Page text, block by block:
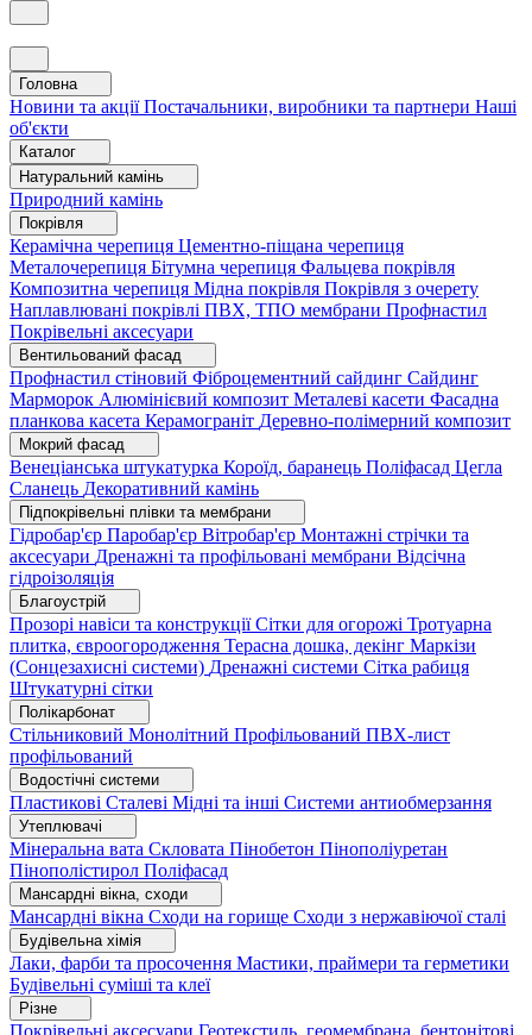
Головна
Новини та акціїПостачальники, виробники та партнери Наші
об'єкти
Каталог
Натуральний камінь
Природний камінь
Покрівля
Керамічна черепиця Цементно-піщана черепиця
Металочерепиця Бітумна черепиця Фальцева покрівля
Композитна черепиця Мідна покрівля Покрівля з очерету
Наплавлювані покрівлі ПВХ, ТПО мембрани Профнастил
Покрівельні аксесуари
Вентильований фасад
Профнастил стіновий Фіброцементний сайдинг Сайдинг
Марморок Алюмінієвий композит Металеві касети Фасадна
планкова касета Керамограніт Деревно-полімерний композит
Мокрий фасад
Венеціанська штукатурка Короїд, баранець Поліфасад Цегла
Сланець Декоративний камінь
Підпокрівельні плівки та мембрани
Гідробар'єр Паробар'єр Вітробар'єр Монтажні стрічки та
аксесуари Дренажні та профільовані мембрани Відсічна
гідроізоляція
Благоустрій
Прозорі навіси та конструкціїСітки для огорожі Тротуарна
плитка, євроогородження Терасна дошка, декінг Маркізи
(Сонцезахисні системи) Дренажні системи Сітка рабиця
Штукатурні сітки
Полікарбонат
Стільниковий Монолітний Профільований ПВХ-лист
профільований
Водостічні системи
Пластикові Сталеві Мідні та інші Системи антиобмерзання
Утеплювачі
Мінеральна вата Скловата Пінобетон Пінополіуретан
Пінополістирол Поліфасад
Мансардні вікна, сходи
Мансардні вікна Сходи на горище Сходи з нержавіючої сталі
Будівельна хімія
Лаки, фарби та просочення Мастики, праймери та герметики
Будівельні суміші та клеї
Різне
Покрівельні аксесуари Геотекстиль, геомембрана, бентонітові